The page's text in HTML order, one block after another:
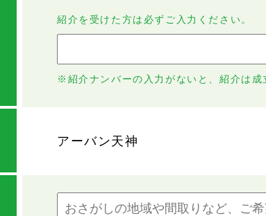
紹介を受けた方は必ずご入力ください。
※紹介ナンバーの入力がないと、紹介は成
アーバン天神